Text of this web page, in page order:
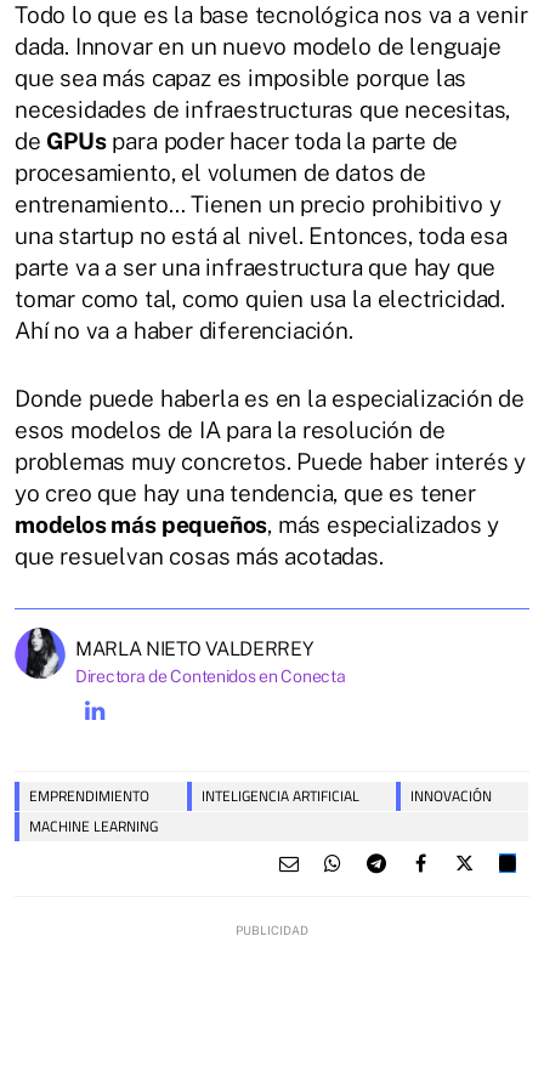
Todo lo que es la base tecnológica nos va a venir
dada. Innovar en un nuevo modelo de lenguaje
que sea más capaz es imposible porque las
necesidades de infraestructuras que necesitas,
de GPUspara poder hacer toda la parte de
procesamiento, el volumen de datos de
entrenamiento… Tienen un precio prohibitivo y
una startup no está al nivel. Entonces, toda esa
parte va a ser una infraestructura que hay que
tomar como tal, como quien usa la electricidad.
Ahí no va a haber diferenciación.
Donde puede haberla es en la especialización de
esos modelos de IA para la resolución de
problemas muy concretos. Puede haber interés y
yo creo que hay una tendencia, que es tener
modelos más pequeños, más especializados y
que resuelvan cosas más acotadas.
MARLA NIETO VALDERREY
Directora de Contenidos en Conecta
EMPRENDIMIENTO INTELIGENCIA ARTIFICIAL
INNOVACIÓN
MACHINE LEARNING